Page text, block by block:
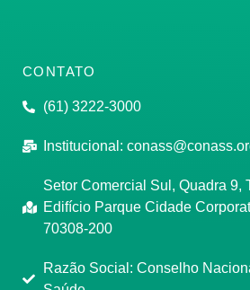
CONTATO
(61) 3222-3000
Institucional:
Setor Comercial Sul, Quadra 9,
Edifício Parque Cidade
70308-200
Razão Social: Conselho